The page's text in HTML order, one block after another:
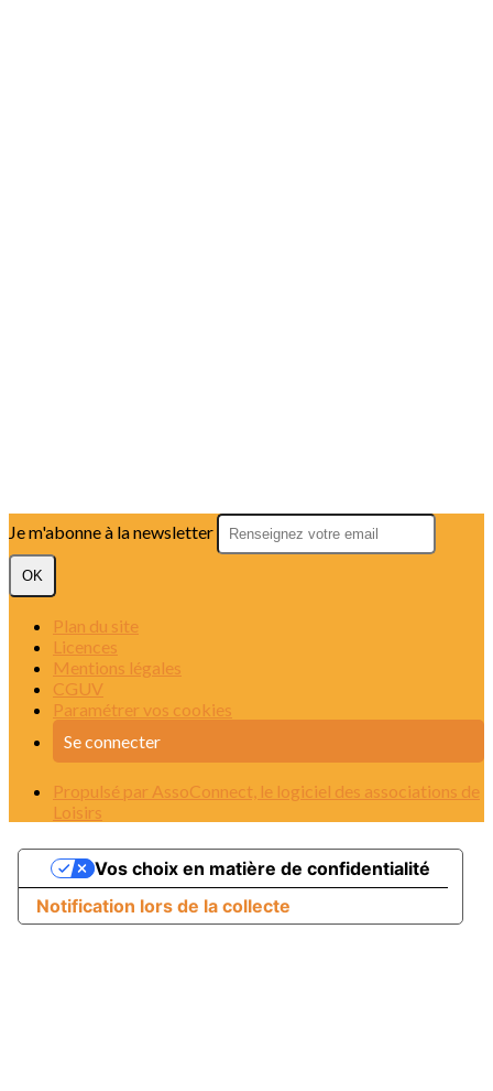
Je m'abonne à la newsletter
OK
Plan du site
Licences
Mentions légales
CGUV
Paramétrer vos cookies
Se connecter
Propulsé par AssoConnect, le logiciel des associations de
Loisirs
Notification lors de la collecte
Vos choix en matière de confidentialité